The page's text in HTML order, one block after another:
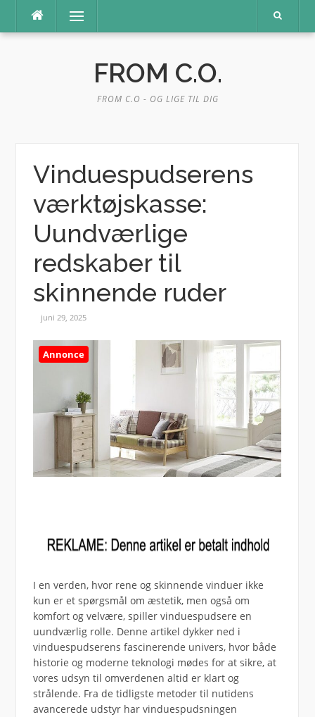
indhold
Menu
FROM C.O.
FROM C.O - OG LIGE TIL DIG
Vinduespudserens
værktøjskasse:
Uundværlige
redskaber til
skinnende ruder
juni 29, 2025
Annonce
I en verden, hvor rene og skinnende vinduer ikke
kun er et spørgsmål om æstetik, men også om
komfort og velvære, spiller vinduespudsere en
uundværlig rolle. Denne artikel dykker ned i
vinduespudserens fascinerende univers, hvor både
historie og moderne teknologi mødes for at sikre, at
vores udsyn til omverdenen altid er klart og
strålende. Fra de tidligste metoder til nutidens
avancerede udstyr har vinduespudsningen